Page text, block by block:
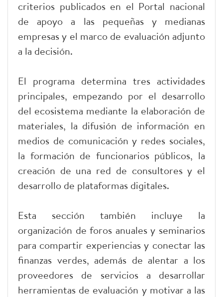
criterios publicados en el Portal nacional
de apoyo a las pequeñas y medianas
empresas y el marco de evaluación adjunto
a la decisión.
El programa determina tres actividades
principales, empezando por el desarrollo
del ecosistema mediante la elaboración de
materiales, la difusión de información en
medios de comunicación y redes sociales,
la formación de funcionarios públicos, la
creación de una red de consultores y el
desarrollo de plataformas digitales.
Esta sección también incluye la
organización de foros anuales y seminarios
para compartir experiencias y conectar las
finanzas verdes, además de alentar a los
proveedores de servicios a desarrollar
herramientas de evaluación y motivar a las